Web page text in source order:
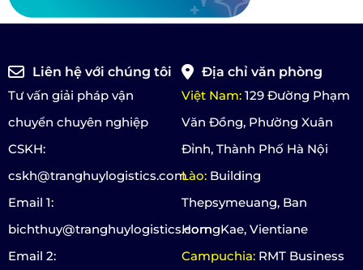
Liên hệ với chúng tôi
Tư vấn giải pháp vận
chuyển chuyên nghiệp
CSKH:
cskh@tranghuylogistics.com
Email 1:
bichthuy@tranghuylogistics.com
Email 2:
Địa chỉ văn phòng
Việt Nam: 129 Đường Phạm
Văn Đồng, Phường Xuân
Đỉnh, Thành Phố Hà Nội
Lào: Building
Thepsymeuang, Ban
HorngKae, Vientiane
Campuchia: RMT Business